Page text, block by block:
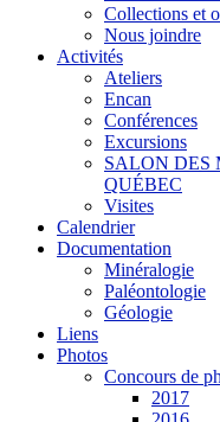
Collections et
Nous joindre
Activités
Ateliers
Encan
Conférences
Excursions
SALON DES
QUÉBEC
Visites
Calendrier
Documentation
Minéralogie
Paléontologie
Géologie
Liens
Photos
Concours de
2017